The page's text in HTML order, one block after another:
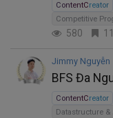
ContentCreator
Competitive
580 11
Jimmy Nguyễn
BFS Đa
ContentCreator
Datastructure